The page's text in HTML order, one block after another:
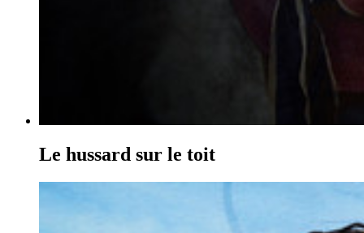
Le hussard sur le toit